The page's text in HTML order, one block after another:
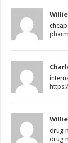
drug
drug